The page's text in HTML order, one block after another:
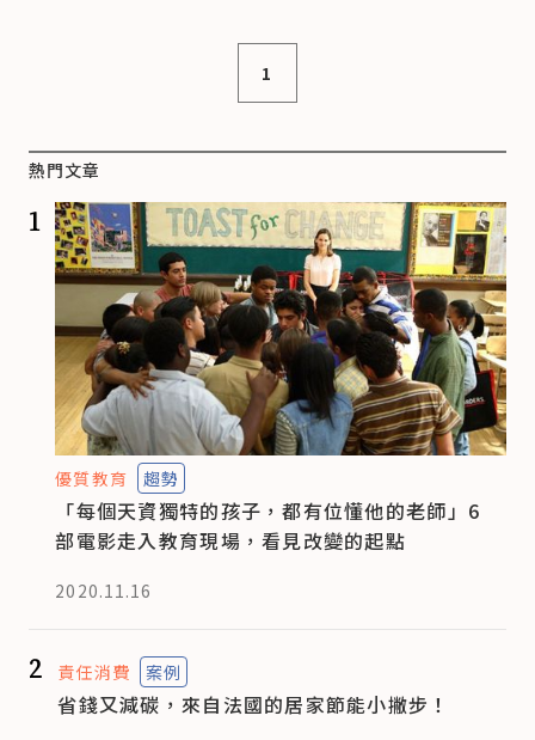
1
熱門文章
1
優質教育 趨勢
「每個天資獨特的孩子，都有位懂他的老師」6
部電影走入教育現場，看見改變的起點
2020.11.16
2 責任消費 案例
省錢又減碳，來自法國的居家節能小撇步！